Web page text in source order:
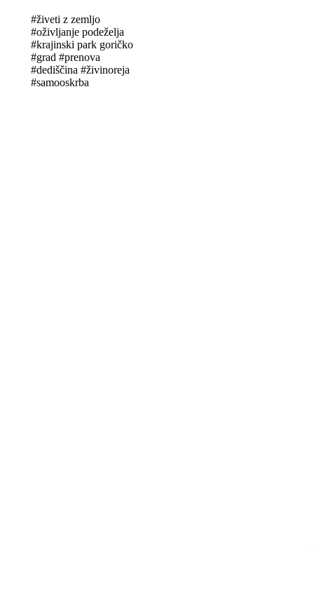
#živeti z zemljo
#oživljanje podeželja
#krajinski park goričko
#grad #prenova
#dediščina #živinoreja
#samooskrba